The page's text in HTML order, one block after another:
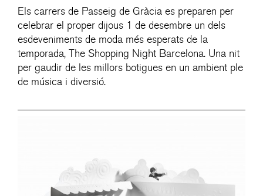
Els carrers de Passeig de Gràcia es preparen per
celebrar el proper dijous 1 de desembre un dels
esdeveniments de moda més esperats de la
temporada, The Shopping Night Barcelona. Una nit
per gaudir de les millors botigues en un ambient ple
de música i diversió.